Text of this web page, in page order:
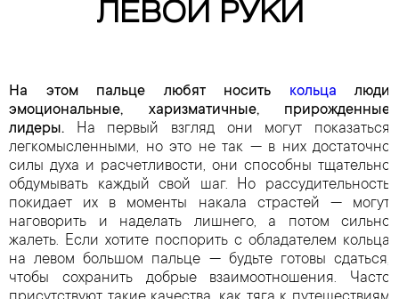
ЛЕВОЙ РУКИ
На этом пальце любят носить кольца люди
эмоциональные, харизматичные, прирожденные
лидеры. На первый взгляд они могут показаться
легкомысленными, но это не так — в них достаточно
силы духа и расчетливости, они способны тщательно
обдумывать каждый свой шаг. Но рассудительность
покидает их в моменты накала страстей — могут
наговорить и наделать лишнего, а потом сильно
жалеть. Если хотите поспорить с обладателем кольца
на левом большом пальце — будьте готовы сдаться,
чтобы сохранить добрые взаимоотношения. Часто